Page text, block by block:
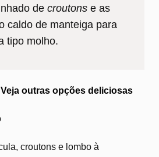
de croutons e as
caldo de manteiga para
tipo molho.
Veja outras opções deliciosas